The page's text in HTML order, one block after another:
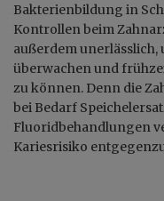
Bakterienbildung in
Kontrollen beim
außerdem
überwachen und
zu können. Denn die
bei Bedarf
Fluoridbehandlungen
Kariesrisiko